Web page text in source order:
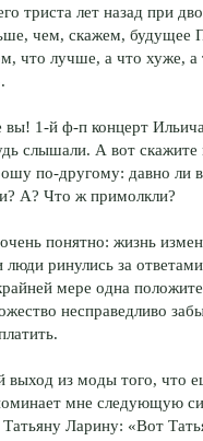
триста лет назад при
чем, скажем, будущее
что лучше, а что хуже,
вы! 1-й ф-п концерт
слышали. А вот
по-другому: давно ли
А? Что ж примолкли?
понятно: жизнь
ринулись за
мере одна
несправедливо
выход из моды того, что
мне следующую
Ларину: «Вот